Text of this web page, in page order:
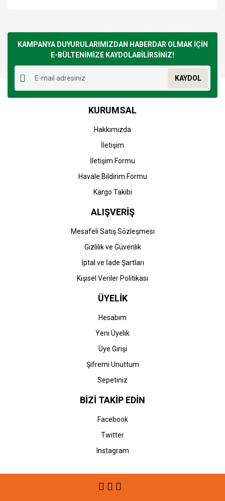
kullanarak tarafımıza iletebilirsiniz.
Görüş ve önerileriniz için teşekkür ederiz.
Ürün resmi kalitesiz, bozuk veya görüntülenemiyor.
Ürün açıklamasında eksik bilgiler bulunuyor.
Ürün bilgilerinde hatalar bulunuyor.
Ürün fiyatı diğer sitelerden daha pahalı.
Gönder
KAMPANYA DUYURULARIMIZDAN HABERDAR OLMAK İÇİN
E-BÜLTENİMİZE KAYDOLABİLİRSİNİZ!
KAYDOL
KURUMSAL
Hakkımızda
İletişim
İletişim Formu
Havale Bildirim Formu
Kargo Takibi
ALIŞVERİŞ
Mesafeli Satış Sözleşmesi
Gizlilik ve Güvenlik
İptal ve İade Şartları
Kişisel Veriler Politikası
ÜYELİK
Hesabım
Yeni Üyelik
Üye Girişi
Şifremi Unuttum
Sepetiniz
BİZİ TAKİP EDİN
Facebook
Twitter
Instagram